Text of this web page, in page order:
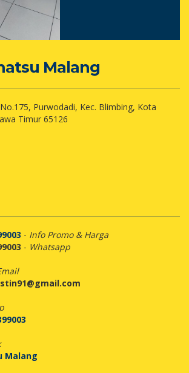
Malang
No.175, Purwodadi, Kec. Blimbing, Kota
Timur 65126
- Info Promo & Harga
- Whatsapp
Malang